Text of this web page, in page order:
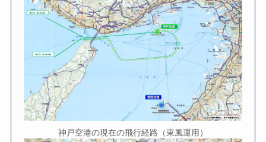
神戸空港の現在の飛行経路（東風運用）